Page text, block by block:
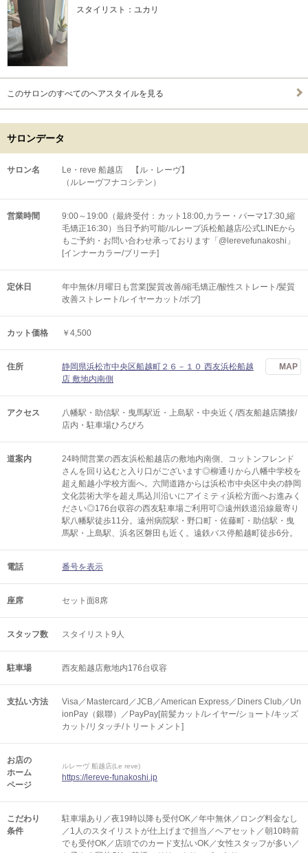
スタイリスト：ユカリ
このサロンのすべてのヘアスタイルを見る
サロンデータ
サロン名
Le・reve 船越店 【ル・レーヴ】
（ルレーヴフナコシテン）
営業時間
9:00～19:00（最終受付：カット18:00,カラー・パーマ17:30,縮
毛矯正16:30）当日予約可能/ルレーブ浜松船越店/公式LINEから
もご予約・お問い合わせ承っております「@lerevefunakoshi」
[インナーカラー/ブリーチ]
定休日
年中無休/月曜日も営業[髪質改善/縮毛矯正/酸性ストレート/髪質
改善ストレート/レイヤーカット/ボブ]
カット価格 ￥4,500
住所
静岡県浜松市中央区船越町２６－１０ 西友浜松船越
店 敷地内南側
MAP
アクセス
八幡駅・助信駅・曳馬駅近・上島駅・中央近く/西友船越店隣接/
店内・駐車場ひろびろ
道案内
24時間営業の西友浜松船越店の敷地内南側、コットンフレンド
さんを回り込むと入り口がございます◎柳通りから八幡中学校を
超え船越小学校方面へ。六間道路からは浜松市中央区中央の静岡
文化芸術大学を超え馬込川沿いにアイミティ浜松方面へお進みく
ださい◎176台収容の西友駐車場ご利用可◎遠州鉄道沿線最寄り
駅八幡駅徒歩11分。遠州病院駅・野口町・佐藤町・助信駅・曳
馬駅・上島駅、浜名区磐田も近く。遠鉄バス停船越町徒歩6分。
電話 番号を表示
座席 セット面8席
スタッフ数 スタイリスト9人
駐車場 西友船越店敷地内176台収容
支払い方法
Visa／Mastercard／JCB／American Express／Diners Club／Un
ionPay（銀聯）／PayPay[前髪カット/レイヤー/ショート/キッズ
カット/リタッチ/トリートメント]
お店の
ホーム
ページ
ルレーヴ 船越店(Le reve)
https://lereve-funakoshi.jp
こだわり
条件
駐車場あり／夜19時以降も受付OK／年中無休／ロング料金なし
／1人のスタイリストが仕上げまで担当／ヘアセット／朝10時前
でも受付OK／店頭でのカード支払いOK／女性スタッフが多い／